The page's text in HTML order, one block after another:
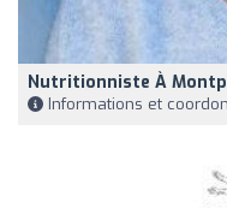
Nutritionniste À
Informations et